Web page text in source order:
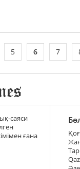
5 6 7
саяси
ғана